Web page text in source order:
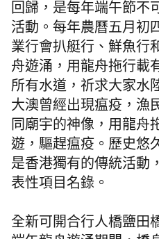
回歸，是每年端午節不
活動。每年農曆五月初
業行會扒艇行、鮮魚行
舟遊涌，用龍舟拖行載
所有水道，祈求大家水
大澳曾經出現瘟疫，漁
同廟宇的神像，用龍舟
遊，驅趕瘟疫。歷史悠
是香港獨有的傳統活動，
表性項目名錄。
全新可開合行人橋鹽田